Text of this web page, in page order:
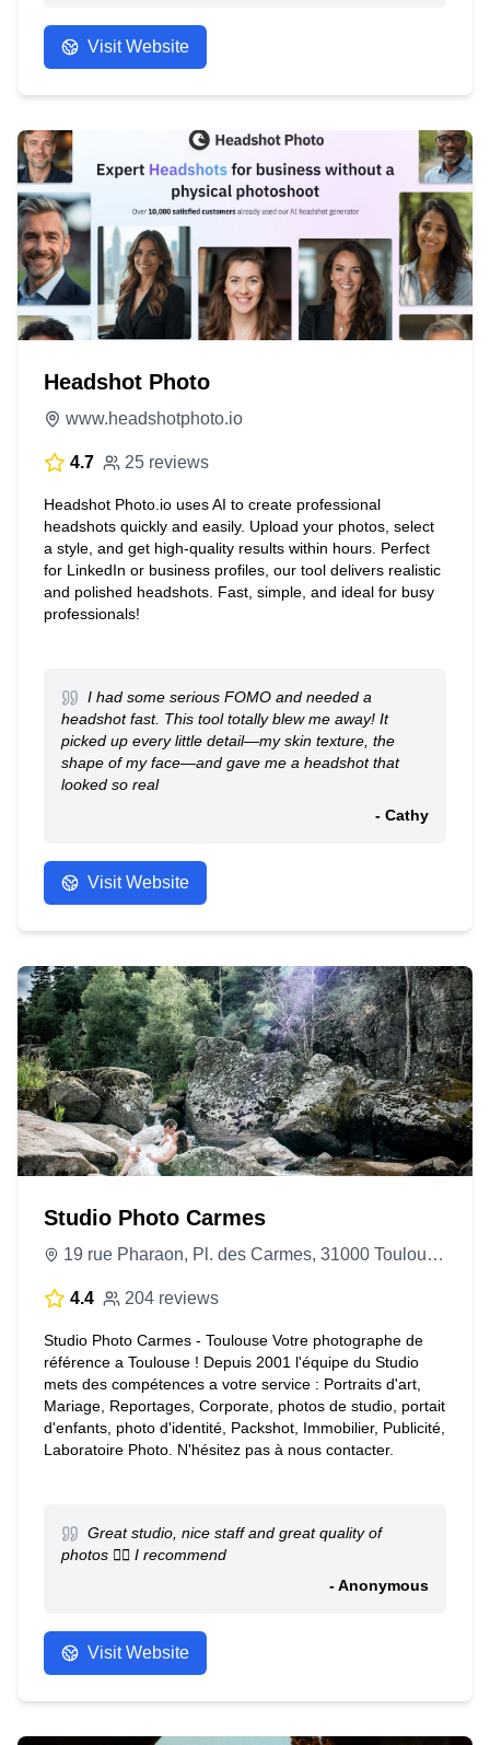
Visit Website
Headshot Photo
www.headshotphoto.io
4.7 25 reviews
Headshot Photo.io uses AI to create professional
headshots quickly and easily. Upload your photos, select
a style, and get high-quality results within hours. Perfect
for LinkedIn or business profiles, our tool delivers realistic
and polished headshots. Fast, simple, and ideal for busy
professionals!
I had some serious FOMO and needed a
headshot fast. This tool totally blew me away! It
picked up every little detail—my skin texture, the
shape of my face—and gave me a headshot that
looked so real
- Cathy
Visit Website
Studio Photo Carmes
19 rue Pharaon, Pl. des Carmes, 31000 Toulouse, France
4.4 204 reviews
Studio Photo Carmes - Toulouse Votre photographe de
référence a Toulouse ! Depuis 2001 l'équipe du Studio
mets des compétences a votre service : Portraits d'art,
Mariage, Reportages, Corporate, photos de studio, portait
d'enfants, photo d'identité, Packshot, Immobilier, Publicité,
Laboratoire Photo. N'hésitez pas à nous contacter.
Great studio, nice staff and great quality of
photos 👌🏻 I recommend
- Anonymous
Visit Website